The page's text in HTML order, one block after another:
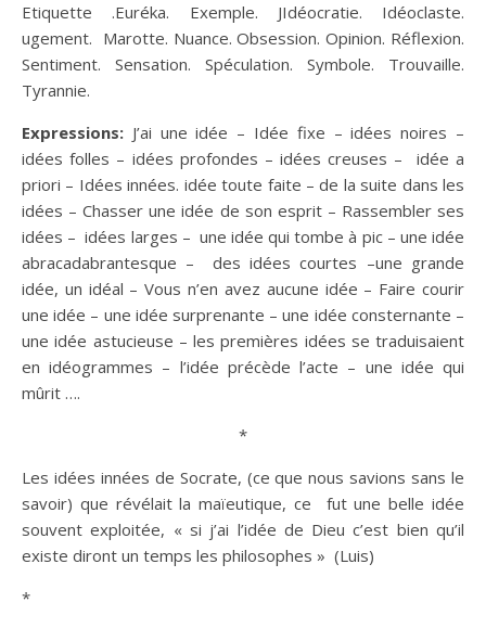
Etiquette .Euréka. Exemple. JIdéocratie. Idéoclaste.
ugement. Marotte. Nuance. Obsession.Opinion. Réflexion.
Sentiment. Sensation. Spéculation. Symbole. Trouvaille.
Tyrannie.
Expressions: J’ai uneidée – Idée fixe – idées noires –
idées folles – idées profondes – idées creuses – idée a
priori – Idées innées. idée toute faite – de la suite dans les
idées – Chasser uneidée de son esprit – Rassembler ses
idées – idées larges – uneidée qui tombe à pic – uneidée
abracadabrantesque – des idées courtes –une grande
idée, un idéal – Vous n’en avez aucune idée – Faire courir
uneidée – une idée surprenante – une idée consternante –
uneidée astucieuse – les premières idées se traduisaient
en idéogrammes – l’idée précède l’acte – une idée qui
mûrit ….
*
Les idées innées de Socrate, (ce que nous savions sans le
savoir) que révélait la maïeutique, ce fut une belle idée
souvent exploitée, « si j’ai l’idée de Dieu c’est bien qu’il
existe diront un temps les philosophes » (Luis)
*